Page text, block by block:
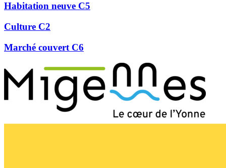
Habitation neuve C5
Culture C2
Marché couvert C6
Précédent
Suivant